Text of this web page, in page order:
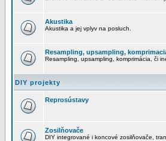
Akustika
Akustika a jej vplyv na posluch.
Resampling, upsampling,
Resampling, upsampling, komprimácia, či
DIY projekty
Reprosústavy
Zosilňovače
DIY integrované i koncové zosilňovače,